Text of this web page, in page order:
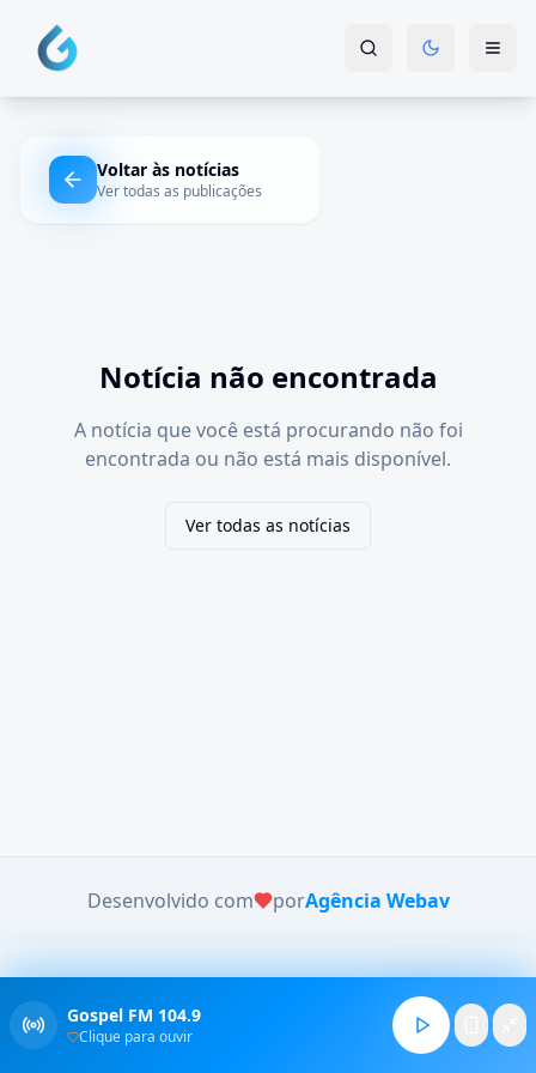
Voltar às notícias
Ver todas as publicações
Notícia não encontrada
A notícia que você está procurando não foi
encontrada ou não está mais disponível.
Ver todas as notícias
Desenvolvido com porAgência Webav
Gospel FM 104.9
Clique para ouvir